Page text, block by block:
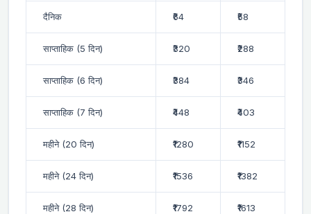
दैनिक ₹64 ₹58
साप्ताहिक (5 दिन) ₹320 ₹288
साप्ताहिक (6 दिन) ₹384 ₹346
साप्ताहिक (7 दिन) ₹448 ₹403
महीने (20 दिन) ₹1280 ₹1152
महीने (24 दिन) ₹1536 ₹1382
महीने (28 दिन) ₹1792 ₹1613